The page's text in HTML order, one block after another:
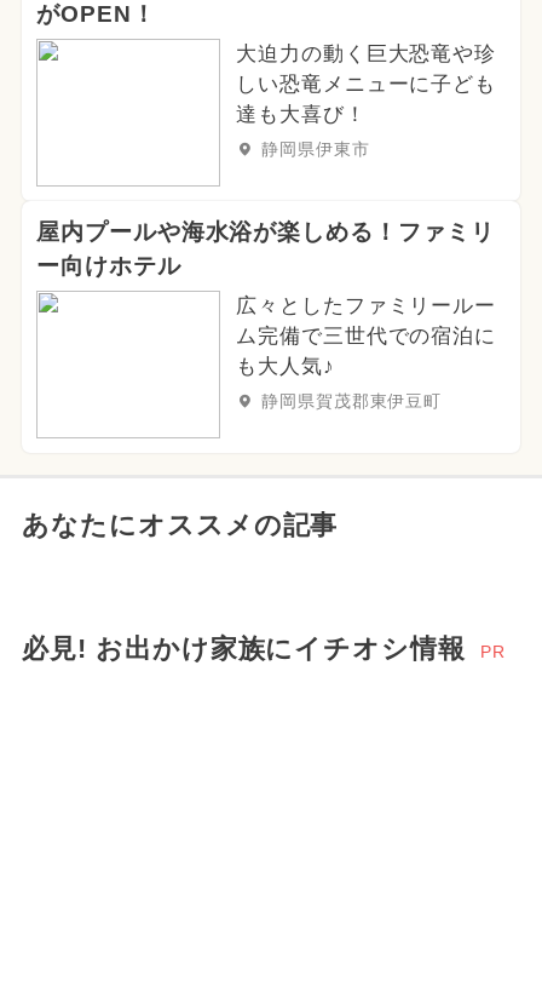
がOPEN！
大迫力の動く巨大恐竜や珍
しい恐竜メニューに子ども
達も大喜び！
静岡県伊東市
屋内プールや海水浴が楽しめる！ファミリ
ー向けホテル
広々としたファミリールー
ム完備で三世代での宿泊に
も大人気♪
静岡県賀茂郡東伊豆町
あなたにオススメの記事
必見! お出かけ家族にイチオシ情報 PR